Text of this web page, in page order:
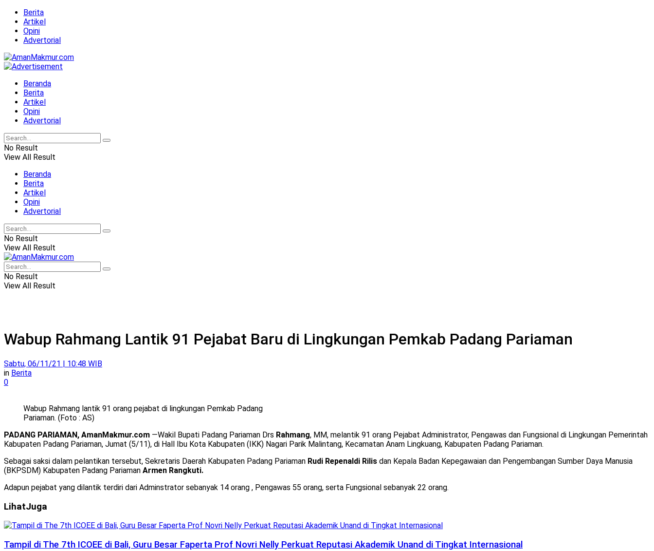
Berita
Artikel
Opini
Advertorial
Beranda
Berita
Artikel
Opini
Advertorial
No Result
View All Result
Beranda
Berita
Artikel
Opini
Advertorial
No Result
View All Result
No Result
View All Result
Wabup Rahmang Lantik 91 Pejabat Baru di Lingkungan Pemkab Padang Pariaman
Sabtu, 06/11/21 | 10:48 WIB
in Berita
0
Wabup Rahmang lantik 91 orang pejabat di lingkungan Pemkab Padang
Pariaman. (Foto : AS)
PADANG PARIAMAN, AmanMakmur.com —Wakil Bupati Padang Pariaman Drs Rahmang, MM, melantik 91 orang Pejabat Administrator, Pengawas dan Fungsional di Lingkungan Pemerintah
Kabupaten Padang Pariaman, Jumat (5/11), di Hall Ibu Kota Kabupaten (IKK) Nagari Parik Malintang, Kecamatan Anam Lingkuang, Kabupaten Padang Pariaman.
Sebagai saksi dalam pelantikan tersebut, Sekretaris Daerah Kabupaten Padang Pariaman Rudi Repenaldi Rilis dan Kepala Badan Kepegawaian dan Pengembangan Sumber Daya Manusia
(BKPSDM) Kabupaten Padang Pariaman Armen Rangkuti.
Adapun pejabat yang dilantik terdiri dari Adminstrator sebanyak 14 orang , Pengawas 55 orang, serta Fungsional sebanyak 22 orang.
LihatJuga
Tampil di The 7th ICOEE di Bali, Guru Besar Faperta Prof Novri Nelly Perkuat Reputasi Akademik Unand di Tingkat Internasional